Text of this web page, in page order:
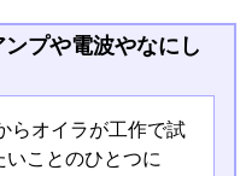
ンプや電波やなにし
らオイラが工作で試
いことのひとつに